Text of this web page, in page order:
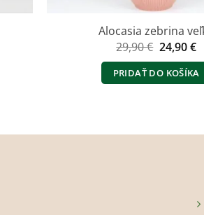
Alocasia zebrina
29,90€ Pôvodná
cena
bola:
29,90 €.
24,90€
je:
PRIDAŤ DO KOŠÍKA